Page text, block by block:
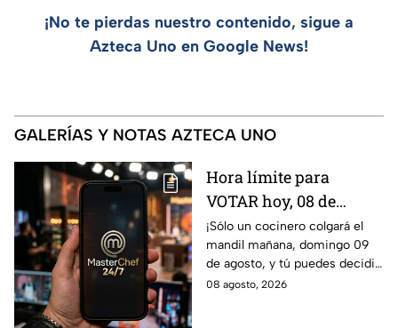
¡No te pierdas nuestro contenido, sigue a
Azteca Uno en Google News!
GALERÍAS Y NOTAS AZTECA UNO
Hora límite para
VOTAR hoy, 08 de
agosto, y salvar a tu
cocinero favorito de
MasterChef 24/7
¡Sólo un cocinero colgará el
mandil mañana, domingo 09
de agosto, y tú puedes decidir
quién continúa en la
08 agosto, 2026